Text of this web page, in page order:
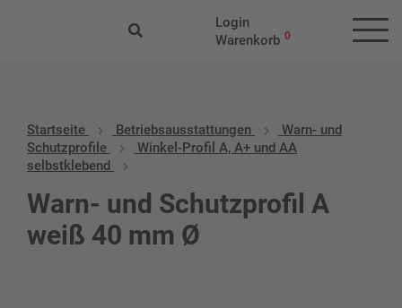
Login
Warenkorb 0
Startseite Betriebs­aus­stattungen
Warn- und
Schutzprofile
Winkel-Profil A, A+ und AA
selbstklebend
Warn- und Schutzprofil A
weiß 40 mm Ø